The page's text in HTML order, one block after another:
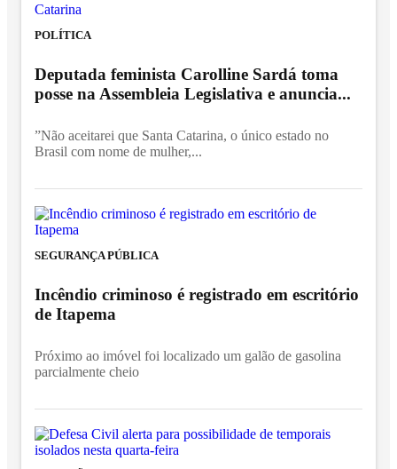
POLÍTICA
Deputada feminista Carolline Sardá toma
posse na Assembleia Legislativa e anuncia...
”Não aceitarei que Santa Catarina, o único estado no
Brasil com nome de mulher,...
SEGURANÇA PÚBLICA
Incêndio criminoso é registrado em escritório
de Itapema
Próximo ao imóvel foi localizado um galão de gasolina
parcialmente cheio